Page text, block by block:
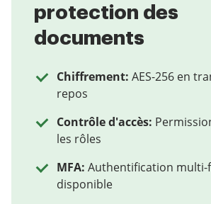
protection des
documents
Chiffrement: AES-256 en
repos
Contrôle d'accès:
les rôles
MFA: Authentification multi-
disponible